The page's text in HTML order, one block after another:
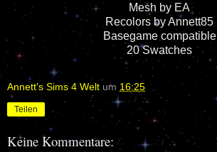
Mesh by EA
Recolors by Annett85
Basegame compatible
20 Swatches
Annett's Sims 4 Welt um 16:25
Teilen
Keine Kommentare: